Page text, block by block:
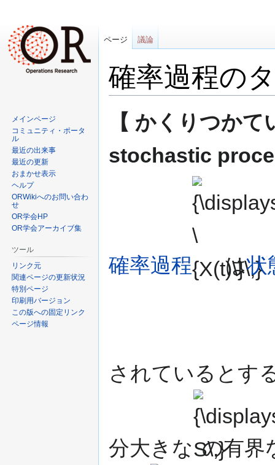
確率過程の
ー
シ
移
動
【 かくりつか
stochastic
確率過程
{\displaystyle
\{X(t)\}\,}
は状
されているとす
分大きな
{\displaystyle
S\,}
の有界
ページ 議論
メインページ
コミュニティ・ポータ
ル
最近の出来事
最近の更新
おまかせ表示
ヘルプ
ORWikiへのお問い合わ
せ
OR学会HP
OR学会アーカイブ集
ツール
リンク元
関連ページの更新状況
特別ページ
印刷用バージョン
この版への固定リンク
ページ情報